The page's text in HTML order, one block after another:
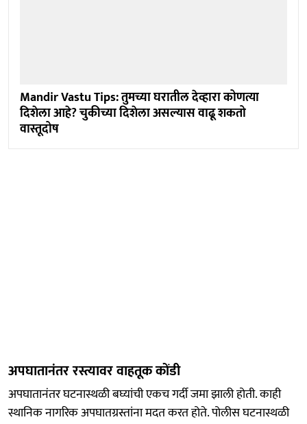
Mandir Vastu Tips: तुमच्या घरातील देव्हारा कोणत्या
दिशेला आहे? चुकीच्या दिशेला असल्यास वाढू शकतो
वास्तूदोष
अपघातानंतर रस्त्यावर वाहतूक कोंडी
अपघातानंतर घटनास्थळी बघ्यांची एकच गर्दी जमा झाली होती. काही
स्थानिक नागरिक अपघातग्रस्तांना मदत करत होते. पोलीस घटनास्थळी